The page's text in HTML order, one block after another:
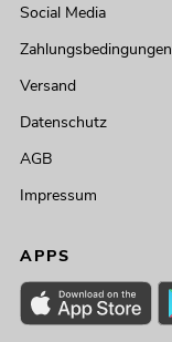
Social Media
Zahlungsbedingungen
Versand
Datenschutz
AGB
Impressum
APPS